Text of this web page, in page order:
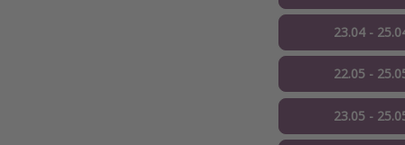
23.04 -
22.05 -
23.05 -